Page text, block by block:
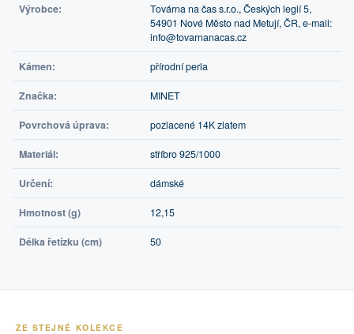
Výrobce:
Továrna na čas s.r.o., Českých legií 5,
54901 Nové Město nad Metují, ČR, e-mail:
info@tovarnanacas.cz
Kámen: přírodní perla
Značka: MINET
Povrchová úprava: pozlacené 14K zlatem
Materiál: stříbro 925/1000
Určení: dámské
Hmotnost (g) 12,15
Délka řetízku (cm) 50
ZE STEJNÉ KOLEKCE